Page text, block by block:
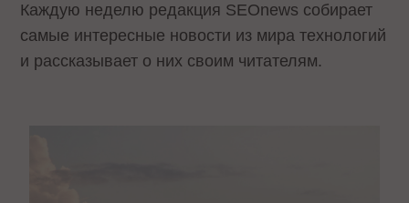
Каждую неделю редакция SEOnews собирает
самые интересные новости из мира технологий
и рассказывает о них своим читателям.